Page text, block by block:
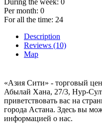
Per month: 0
For all the time: 24
Description
Reviews (10)
Map
«Азия Сити» - торговый
Абылай Хана, 27/3, Нур-
приветствовать вас на
города Астана. Здесь вы
информацией о нас.